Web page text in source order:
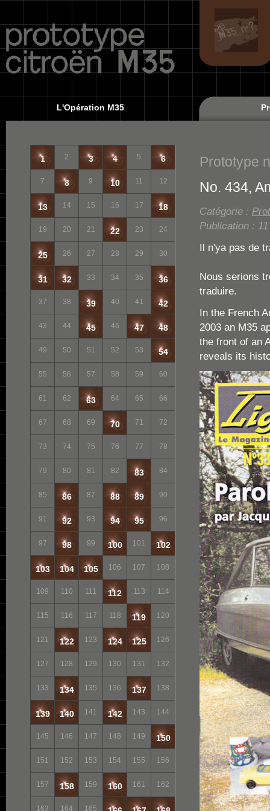
L'Opération M35
1 2 3 4 5 6
7 8 9 10 11 12
13 14 15 16 17 18
19 20 21 22 23 24
25 26 27 28 29 30
31 32 33 34 35 36
37 38 39 40 41 42
43 44 45 46 47 48
49 50 51 52 53 54
55 56 57 58 59 60
61 62 63 64 65 66
67 68 69 70 71 72
73 74 75 76 77 78
79 80 81 82 83 84
85 86 87 88 89 90
91 92 93 94 95 96
97 98 99 100 101 102
103 104 105 106 107 108
109 110 111 112 113 114
115 116 117 118 119 120
121 122 123 124 125 126
127 128 129 130 131 132
133 134 135 136 137 138
139 140 141 142 143 144
145 146 147 148 149 150
151 152 153 154 155 156
157 158 159 160 161 162
163 164 165
Prototype
No. 434,
Catégorie :
Publication :
Il n'ya pas de
Nous serions
traduire.
In the French
2003 an M35
the front of an
reveals its